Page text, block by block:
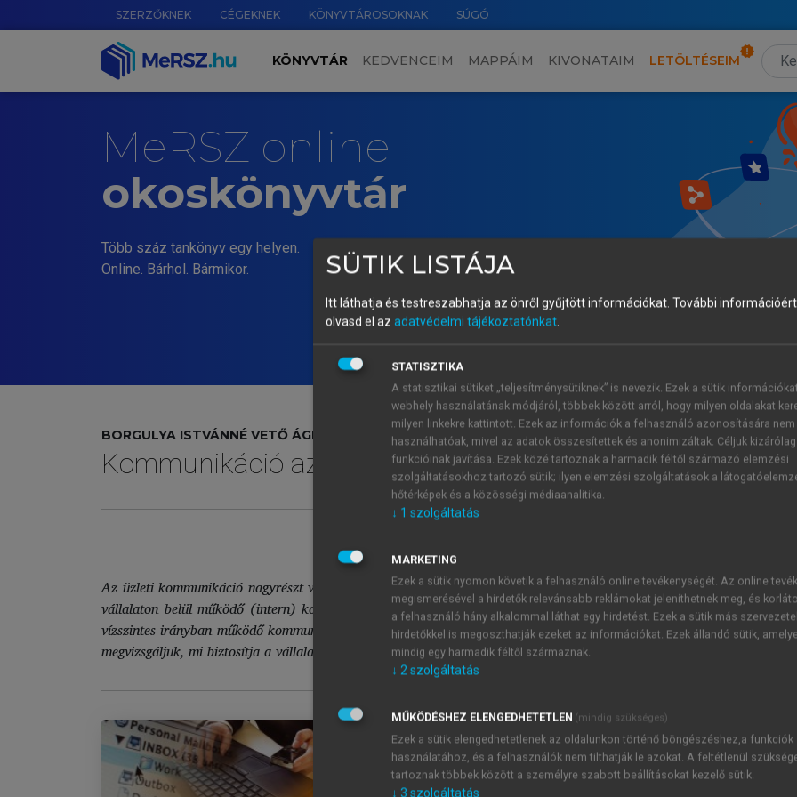
SZERZŐKNEK CÉGEKNEK KÖNYVTÁROSOKNAK SÚGÓ
KÖNYVTÁR KEDVENCEIM MAPPÁIM KIVONATAIM LETÖLTÉSEIM
MeRSZ online
okoskönyvtár
Több száz tankönyv egy helyen.
Online. Bárhol. Bármikor.
BORGULYA ISTVÁNNÉ VETŐ ÁGNES ÁGOTA, SOMOGYVÁRI MÁRTA
Kommunikáció az üzleti világban
A vállalati és az üzleti kommunikáció
Az üzleti kommunikáció nagyrészt vállalatokhoz kötődik. Ezért ebben a fejezetben a vállalatok szemszögéből
vállalaton belül működő (intern) kommunikáció fő ismérveivel, a formális és informális csatornákkal, a felfelé és
vízszintes irányban működő kommunikációval, a vállalat struktúrája és a kommunikáció összefüggéseivel. A kifelé
megvizsgáljuk, mi biztosítja a vállalatoknak a környezetbe történő beágyazódását. Röviden áttekintjük, mely
TARTALOMJEGYZÉK
Kommunikáció az üzleti világban
SÜTIK LISTÁJA
Itt láthatja és testreszabhatja az önről gyűjtött információkat. További
olvasd el az adatvédelmi tájékoztatónkat.
STATISZTIKA
A statisztikai sütiket „teljesítménysütiknek” is nevezik. Ezek a sütik
webhely használatának módjáról, többek között arról, hogy milyen oldalakat
milyen linkekre kattintott. Ezek az információk a felhasználó azonosítására nem
használhatóak, mivel az adatok összesítettek és anonimizáltak. Céljuk
funkcióinak javítása. Ezek közé tartoznak a harmadik féltől származó elemzési
szolgáltatásokhoz tartozó sütik; ilyen elemzési szolgáltatások a
hőtérképek és a közösségi médiaanalitika.
↓ 1 szolgáltatás
MARKETING
Ezek a sütik nyomon követik a felhasználó online tevékenységét. Az online
megismerésével a hirdetők relevánsabb reklámokat jeleníthetnek meg, és
a felhasználó hány alkalommal láthat egy hirdetést. Ezek a sütik más
hirdetőkkel is megoszthatják ezeket az információkat. Ezek állandó sütik,
mindig egy harmadik féltől származnak.
↓ 2szolgáltatás
MŰKÖDÉSHEZ ELENGEDHETETLEN (mindig szükséges)
Ezek a sütik elengedhetetlenek az oldalunkon történő böngészéshez,a funkciók
használatához, és a felhasználók nem tilthatják le azokat. A feltétlenül
tartoznak többek között a személyre szabott beállításokat kezelő sütik.
↓ 3 szolgáltatás